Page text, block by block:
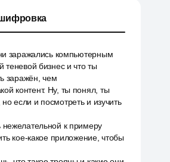
заражались компьютерным
теневой бизнес и что ты
заражён, чем
контент. Ну, ты понял, ты
если и посмотреть и изучить
нежелательной к примеру
кое-какое приложение, чтобы